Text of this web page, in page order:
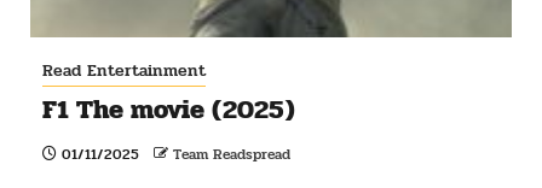
Read Entertainment
F1 The movie (2025)
01/11/2025 Team Readspread